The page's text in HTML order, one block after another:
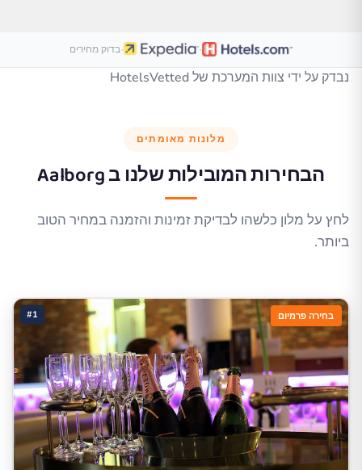
·
·בדוק מחירים
נבדק על ידי צוות המערכת של HotelsVetted
מלונות מאומתים
הבחירות המובילות שלנו בAalborg
לחץ על מלון כלשהו לבדיקת זמינות והזמנה במחיר הטוב
ביותר.
#1 בחירה פרמיום